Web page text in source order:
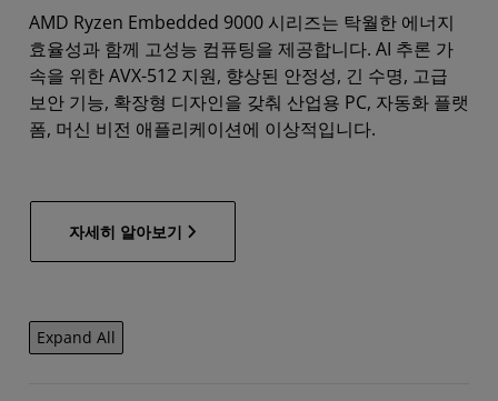
AMD Ryzen Embedded 9000 시리즈는 탁월한 에너지
효율성과 함께 고성능 컴퓨팅을 제공합니다. AI 추론 가
속을 위한 AVX-512 지원, 향상된 안정성, 긴 수명, 고급
보안 기능, 확장형 디자인을 갖춰 산업용 PC, 자동화 플랫
폼, 머신 비전 애플리케이션에 이상적입니다.
자세히 알아보기
Expand All